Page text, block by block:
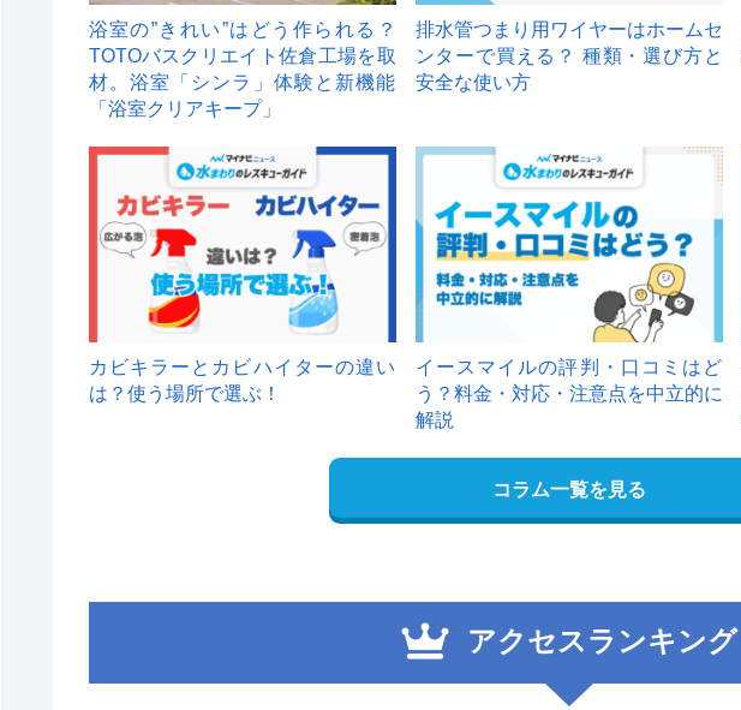
浴室の”きれい”はどう作られる？
TOTOバスクリエイト佐倉工場を取
材。浴室「シンラ」体験と新機能
「浴室クリアキープ」
排水管つまり用ワイヤーはホームセ
ンターで買える？ 種類・選び方と
安全な使い方
カビキラーとカビハイターの違い
は？使う場所で選ぶ！
イースマイルの評判・口コミはど
う？料金・対応・注意点を中立的に
解説
コラム一覧を見る
アクセスランキング